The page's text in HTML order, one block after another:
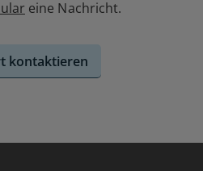
eine Nachricht.
kontaktieren